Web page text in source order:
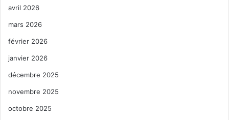
avril 2026
mars 2026
février 2026
janvier 2026
décembre 2025
novembre 2025
octobre 2025